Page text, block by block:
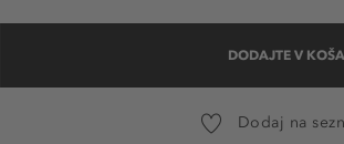
DODAJTE V
Dodaj na